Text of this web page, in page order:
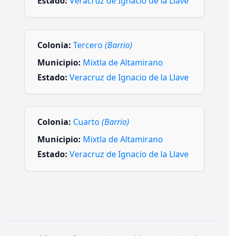
Colonia: Tercero (Barrio)
Municipio: Mixtla de Altamirano
Estado: Veracruz de Ignacio de la Llave
Colonia: Cuarto (Barrio)
Municipio: Mixtla de Altamirano
Estado: Veracruz de Ignacio de la Llave